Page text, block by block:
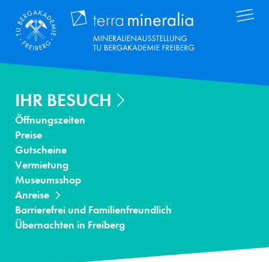
Inhalt
Terra
IHR BESUCH
Öffnungszeiten
Preise
Gutscheine
Vermietung
Museumsshop
Anreise
Barrierefrei und Familienfreundlich
Übernachten in Freiberg